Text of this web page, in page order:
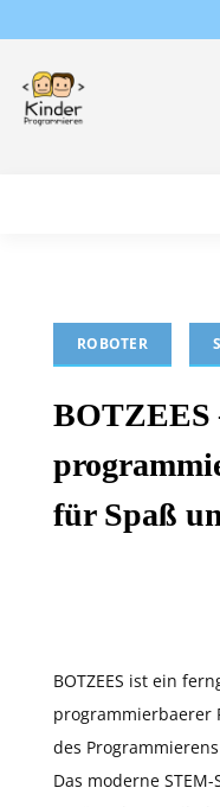
content
ROBOTER
BOTZEES
für Spaß
BOTZEES ist ein
programmierbaerer
des
Das moderne